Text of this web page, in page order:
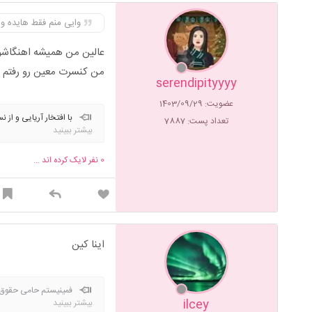
serendipityyyy
عضویت: 1403/09/29
تعداد پست: 7887
وایی منم فقط هایده
عالین من همیشه
من کنسرت معین رو
با افتخار آریایی و
🇫🇷🇬🇧🇹🇷/
پشت سرم چیزخوری کردی یا
آوری که داری حدت رو
بیشتر ببینید
0 نفر لایک کرده اند ...
ilcey
اینا کین
🍓
بیشتر ببینید